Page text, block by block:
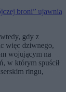
broni” ujawnia
gdy z
więc dziwnego,
wojującym na
w którym spuścił
ringu,